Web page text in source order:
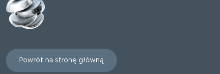
Powrót na stronę główną